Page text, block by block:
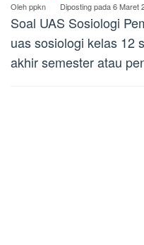
Olehppkn Diposting pada6 Maret
Soal UAS Sosiologi
uas sosiologi kelas 12
akhir semester atau